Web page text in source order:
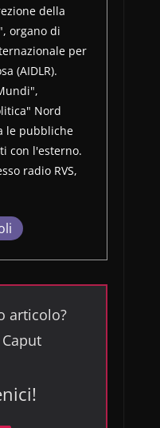
della
organo di
per
(AIDLR).
Nord
le pubbliche
con l'esterno.
radio RVS,
articolo?